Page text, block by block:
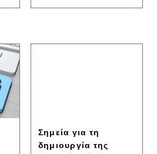
Σημεία για τη
δημιουργία της